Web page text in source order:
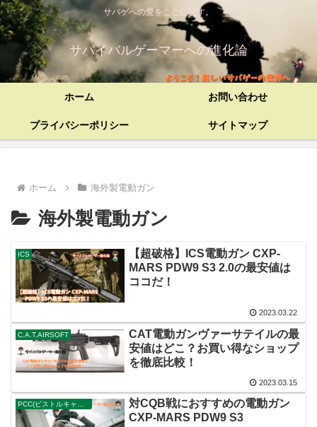
サバゲへの愛をここに記す。
サバイバルゲーマーへの進化論
ホーム お問い合わせ
プライバシーポリシー サイトマップ
ホーム 海外製電動ガン
海外製電動ガン
ICS
【超破格】ICS電動ガン CXP-
MARS PDW9 S3 2.0の最安値は
ココだ！
2023.03.22
C.A.T.AIRSOFT
CAT電動ガンヴァーサテイルの最
安値はどこ？お買い得なショップ
を徹底比較！
2023.03.15
対CQB戦におすすめの電動ガン
CXP-MARS PDW9 S3